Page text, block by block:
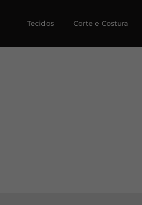
Tecidos Corte e Costura